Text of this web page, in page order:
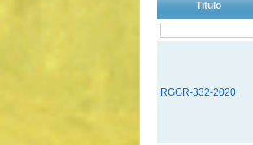
Titulo
RGGR-332-2020